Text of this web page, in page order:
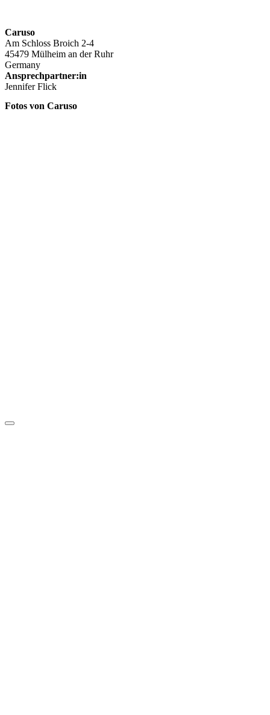
Caruso
Am Schloss Broich 2-4
45479 Mülheim an der Ruhr
Germany
Ansprechpartner:in
Jennifer Flick
Fotos von Caruso